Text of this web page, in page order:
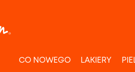
CO NOWEGO LAKIERY